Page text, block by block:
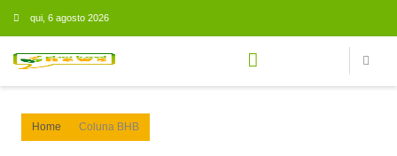
qui, 6 agosto 2026
Home Coluna BHB